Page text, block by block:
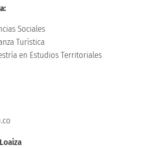
Sociales
Turística
en Estudios Territoriales